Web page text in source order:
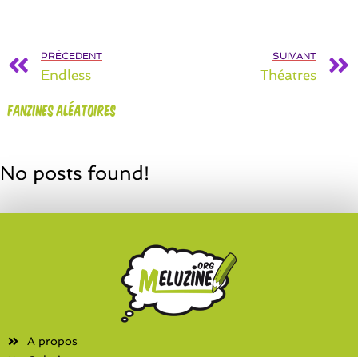
PRÉCEDENT
Endless
SUIVANT
Théatres
Fanzines aléatoires
No posts found!
A propos